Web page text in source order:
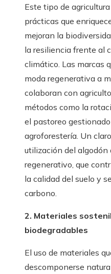
Este tipo de
prácticas que
mejoran la
la resiliencia frente al
climático. Las marcas
moda regenerativa a
colaboran con
métodos como la
el pastoreo
agroforestería. Un
utilización del algodón
regenerativo, que
la calidad del suelo y
carbono.
2. Materiales
biodegradables
El uso de materiales
descomponerse